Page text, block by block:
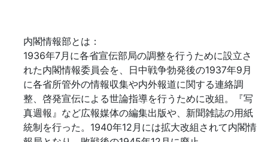
内閣情報部とは：
1936年7月に各省宣伝部局の調整を行うために設立さ
れた内閣情報委員会を、日中戦争勃発後の1937年9月
に各省所管外の情報収集や内外報道に関する連絡調
整、啓発宣伝による世論指導を行うために改組。『写
真週報』など広報媒体の編集出版や、新聞雑誌の用紙
統制を行った。1940年12月には拡大改組されて内閣情